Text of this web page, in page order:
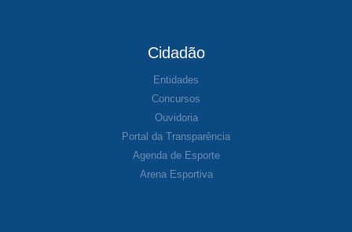
Cidadão
Entidades
Concursos
Ouvidoria
Portal da Transparência
Agenda de Esporte
Arena Esportiva